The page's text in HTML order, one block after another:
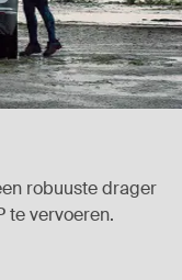
robuuste drager
te vervoeren.